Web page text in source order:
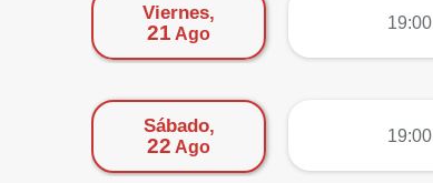
Viernes,
21 Ago
19:00
Sábado,
22 Ago
19:00